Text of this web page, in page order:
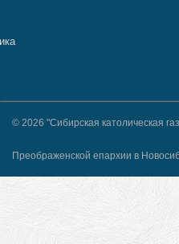
© 2026 "Сибирская католическая
Преображенской епархии в